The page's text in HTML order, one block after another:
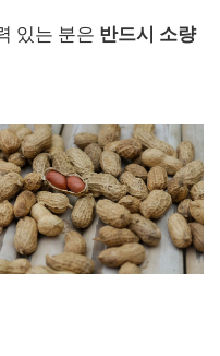
있는 분은 반드시 소량